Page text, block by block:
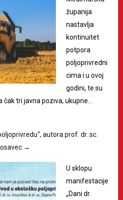
županija
nastavlja
kontinuitet
potpora
poljoprivredni
cima i u ovoj
godini, te su
čak tri javna poziva, ukupne…
autora prof. dr. sc.
→
U sklopu
manifestacije
„Dani dr.